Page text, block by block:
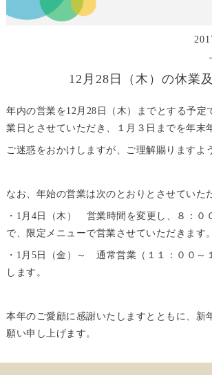
12月28日（木）の休業
年内の営業を12月28日（木）までとする予
業日とさせていただき、１月３日までを年末
ご迷惑をおかけしますが、ご理解賜りますよ
なお、年始の営業は次のとおりとさせていた
・1月4日（木） 営業時間を変更し、８：０
で、限定メニューで営業させていただきます。
・1月5日（金）～ 通常営業（１１：００～
します。
本年のご愛顧に感謝いたしますとともに、新
願い申し上げます。